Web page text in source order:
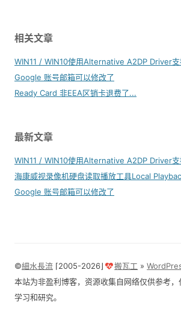
相关文章
WIN11 / WIN10使用Alternative A2DP Driver支
Google 账号邮箱可以修改了
Ready Card 非EEA区销卡退费了...
最新文章
WIN11 / WIN10使用Alternative A2DP Driver支
海康威视录像机硬盘读取播放工具Local
Google 账号邮箱可以修改了
©細水長流 ⌈2005-2026⌋ 搬瓦工 »
本站为非盈利博客，资源收集自网络仅供参考
学习和研究。